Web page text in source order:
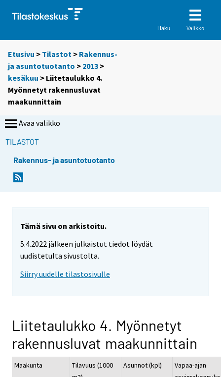
Haku Valikko
Etusivu > Tilastot > Rakennus-
ja asuntotuotanto > 2013 >
kesäkuu > Liitetaulukko 4.
Myönnetyt rakennusluvat
maakunnittain
Avaa valikko
TILASTOT
Rakennus- ja asuntotuotanto
Tämä sivu on arkistoitu.
5.4.2022 jälkeen julkaistut tiedot löydät
uudistetulta sivustolta.
Siirry uudelle tilastosivulle
Liitetaulukko 4. Myönnetyt
rakennusluvat maakunnittain
Maakunta
Tilavuus (1000
Asunnot (kpl)
Vapaa-ajan